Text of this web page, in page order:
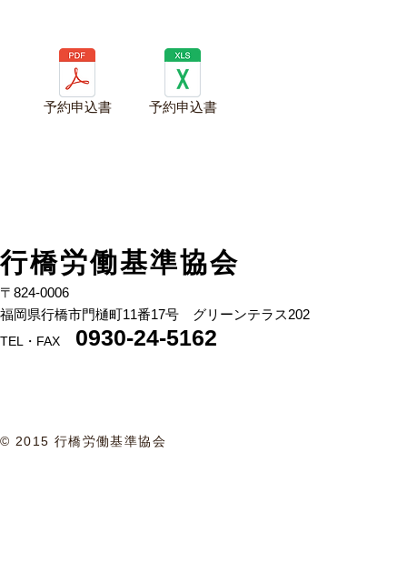
予約申込書 予約申込書
行橋労働基準協会
〒824-0006
福岡県行橋市門樋町11番17号 グリーンテラス202
TEL・FAX 0930-24-5162
© 2015 行橋労働基準協会